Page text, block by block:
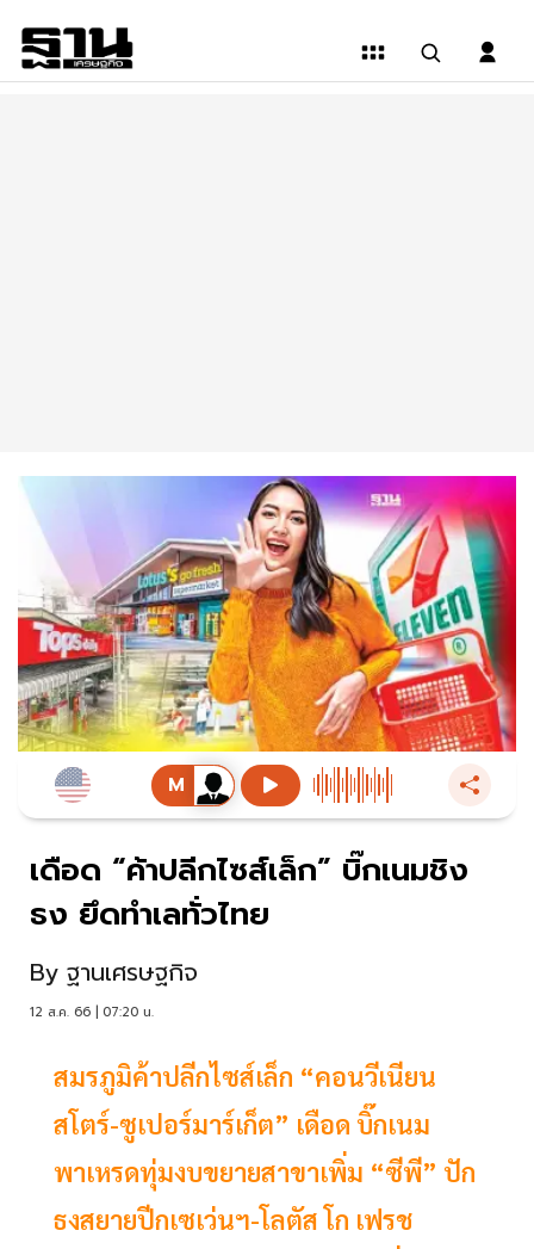
เดือด “ค้าปลีกไซส์เล็ก” บิ๊กเนมชิง
ธง ยึดทำเลทั่วไทย
By ฐานเศรษฐกิจ
12 ส.ค. 66 | 07:20 น.
สมรภูมิค้าปลีกไซส์เล็ก “คอนวีเนียน
สโตร์-ซูเปอร์มาร์เก็ต” เดือด บิ๊กเนม
พาเหรดทุ่มงบขยายสาขาเพิ่ม “ซีพี” ปัก
ธงสยายปีกเซเว่นฯ-โลตัส โก เฟรช